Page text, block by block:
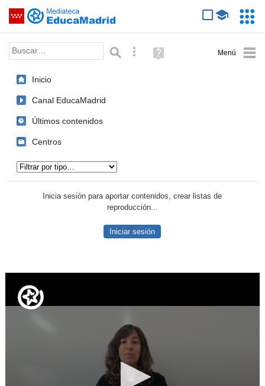
Saltar navegación
Palabra o frase: Búsqueda avanzada
Ayuda
(en
Inicio
Canal EducaMadrid
Últimos contenidos
Centros
Inicia sesión para aportar contenidos, crear listas de
reproducción...
Iniciar sesión